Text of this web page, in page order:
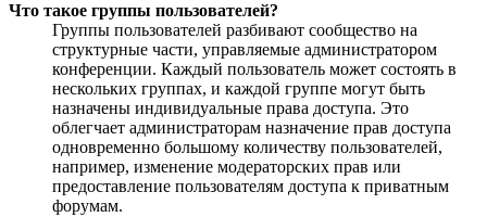
Что такое группы пользователей?
Группы пользователей разбивают сообщество на
структурные части, управляемые администратором
конференции. Каждый пользователь может состоять в
нескольких группах, и каждой группе могут быть
назначены индивидуальные права доступа. Это
облегчает администраторам назначение прав доступа
одновременно большому количеству пользователей,
например, изменение модераторских прав или
предоставление пользователям доступа к приватным
форумам.